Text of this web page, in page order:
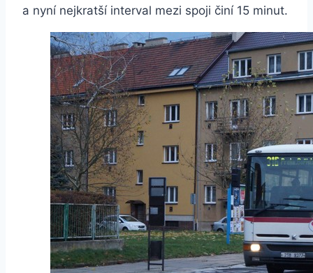
a nyní nejkratší interval mezi spoji činí 15 minut.